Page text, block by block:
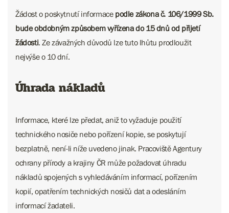
Žádost o poskytnutí informace podle zákona č. 106/1999 Sb.
bude obdobným způsobem vyřízena do 15 dnů od přijetí
žádosti. Ze závažných důvodů lze tuto lhůtu prodloužit
nejvýše o 10 dní.
Úhrada nákladů
Informace, které lze předat, aniž to vyžaduje použití
technického nosiče nebo pořízení kopie, se poskytují
bezplatně, není-li níže uvedeno jinak. Pracoviště Agentury
ochrany přírody a krajiny ČR může požadovat úhradu
nákladů spojených s vyhledáváním informací, pořízením
kopií, opatřením technických nosičů dat a odesláním
informací žadateli.